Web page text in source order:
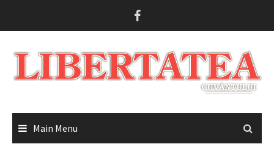
Main Menu